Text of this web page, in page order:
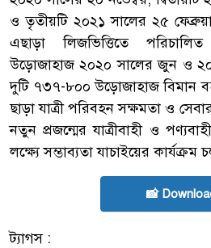
ও তৃতীয়টি ২০২১ সালের ২৫
এছাড়া লিজভিত্তিতে
উড়োজাহাজ ২০২০ সালের জুন ও
দুটি ৭৩৭-৮০০ উড়োজাহাজ বিমান
ছাড়া যাত্রী পরিবহন সক্ষমতা ও
নতুন প্রজন্মের যাত্রীবাহী ও
লক্ষ্যে সম্ভাব্যতা যাচাইয়ের কার্যক্রম
📸
ট্যাগস :